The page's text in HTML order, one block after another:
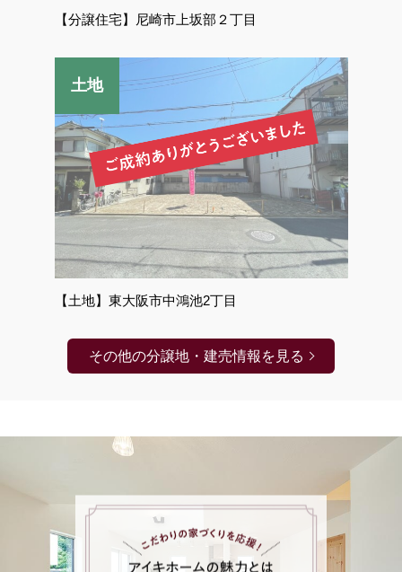
【分譲住宅】尼崎市上坂部２丁目
【土地】東大阪市中鴻池2丁目
その他の分譲地・建売情報を見る